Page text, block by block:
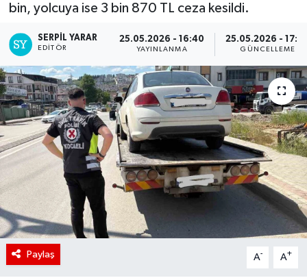
bin, yolcuya ise 3 bin 870 TL ceza kesildi.
SERPİL YARAR
EDITÖR
25.05.2026 - 16:40
YAYINLANMA
25.05.2026 -
GÜNCELLEME
Paylaş A- A+
Son Dakika Haberleri
Haber Arşivi